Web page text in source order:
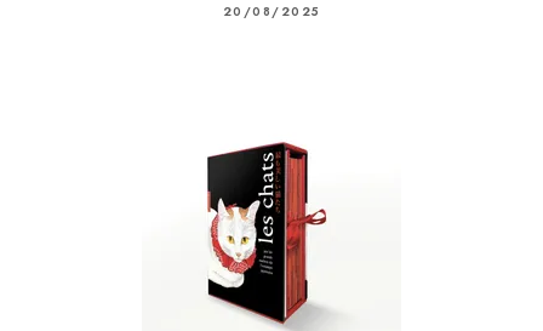
20/08/2025